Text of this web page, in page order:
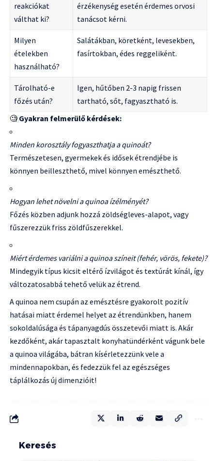
reakciókat
válthat ki?
érzékenység esetén érdemes orvosi
tanácsot kérni.
Milyen
ételekben
használható?
Salátákban, köretként, levesekben,
fasírtokban, édes reggeliként.
Tárolható-e
főzés után?
Igen, hűtőben 2-3 napig frissen
tartható, sőt, fagyasztható is.
🧐 Gyakran felmerülő kérdések:
Minden korosztály fogyaszthatja a quinoát?
Természetesen, gyermekek és idősek étrendjébe is
könnyen beilleszthető, mivel könnyen emészthető.
Hogyan lehet növelni a quinoa ízélményét?
Főzés közben adjunk hozzá zöldségleves-alapot, vagy
fűszerezzük friss zöldfűszerekkel.
Miért érdemes variálni a quinoa színeit (fehér, vörös, fekete)?
Mindegyik típus kicsit eltérő ízvilágot és textúrát kínál, így
változatosabbá tehető velük az étrend.
A quinoa nem csupán az emésztésre gyakorolt pozitív
hatásai miatt érdemel helyet az étrendünkben, hanem
sokoldalúsága és tápanyagdús összetevői miatt is. Akár
kezdőként, akár tapasztalt konyhatündérként vágunk bele
a quinoa világába, bátran kísérletezzünk vele a
mindennapokban, és fedezzük fel az egészséges
táplálkozás új dimenzióit!
Keresés